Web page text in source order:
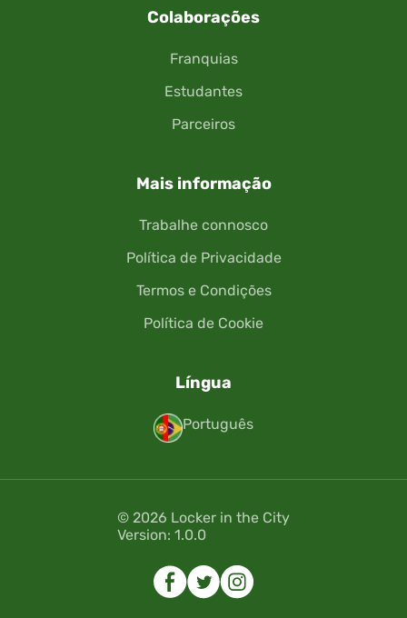
Colaborações
Franquias
Estudantes
Parceiros
Mais informação
Trabalhe connosco
Política de Privacidade
Termos e Condições
Política de Cookie
Língua
Português
© 2026 Locker in the City
Version: 1.0.0